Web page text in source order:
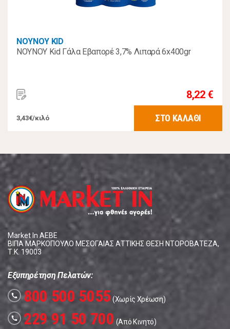
ΝΟΥΝΟΥ KID
ΝΟΥΝΟΥ Kid Γάλα Εβαπορέ 3,7% Λιπαρά 6x400gr
8,22 €
3,43€/κιλό ΣΤΟ ΚΑΛΑΘΙ
Market In ΑΕΒΕ
ΒΙΠΑ ΜΑΡΚΟΠΟΥΛΟ ΜΕΣΟΓΑΙΑΣ ΑΤΤΙΚΗΣ ΘΕΣΗ ΝΤΟΡΟΒΑΤΕΖΑ,
Τ.Κ. 19003
Εξυπηρέτηση Πελατών:
call 800 500 5055(Χωρίς Χρέωση)
call 229 91 50 700 (Από Κινητό)